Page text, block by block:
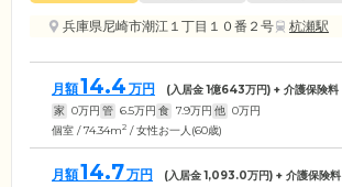
兵庫県尼崎市潮江１丁目１０番２号
杭瀬駅
月額14.4 万円 (入居金1億643万円) + 介護保険料
家 0万円 管 6.5万円 食 7.9万円 他 0万円
個室 / 74.34m2 / 女性お一人(60歳)
月額14.7万円 (入居金1,093.0万円) + 介護保険料